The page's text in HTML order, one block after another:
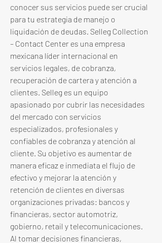
conocer sus servicios puede ser crucial
para tu estrategia de manejo o
liquidación de deudas. Selleg Collection
– Contact Center es una empresa
mexicana líder internacional en
servicios legales, de cobranza,
recuperación de cartera y atención a
clientes. Selleg es un equipo
apasionado por cubrir las necesidades
del mercado con servicios
especializados, profesionales y
confiables de cobranza y atención al
cliente. Su objetivo es aumentar de
manera eficaz e inmediata el flujo de
efectivo y mejorar la atención y
retención de clientes en diversas
organizaciones privadas: bancos y
financieras, sector automotriz,
gobierno, retail y telecomunicaciones.
Al tomar decisiones financieras,